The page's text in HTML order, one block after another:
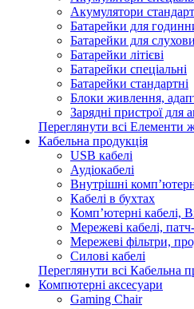
Акумулятори
Батарейки для
Батарейки для
Батарейки літієві
Батарейки спеціальні
Батарейки стандартні
Блоки живлення,
Зарядні пристрої для
Переглянути всі Елементи
Кабельна продукція
USB кабелі
Аудіокабелі
Внутрішні
Кабелі в бухтах
Комп’ютерні кабелі,
Мережеві кабелі,
Мережеві фільтри,
Силові кабелі
Переглянути всі Кабельна
Компютерні аксесуари
Gaming Chair